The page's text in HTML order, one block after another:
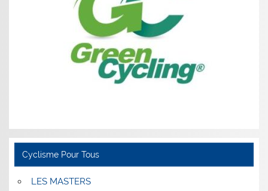
Cyclisme Pour Tous
LES MASTERS